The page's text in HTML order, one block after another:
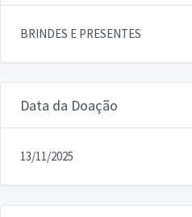
BRINDES E PRESENTES
Data da Doação
13/11/2025